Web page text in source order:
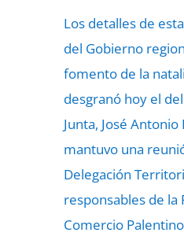
Los detalles de
del Gobierno
fomento de la
desgranó hoy el
Junta, José
mantuvo una
Delegación
responsables de la
Comercio